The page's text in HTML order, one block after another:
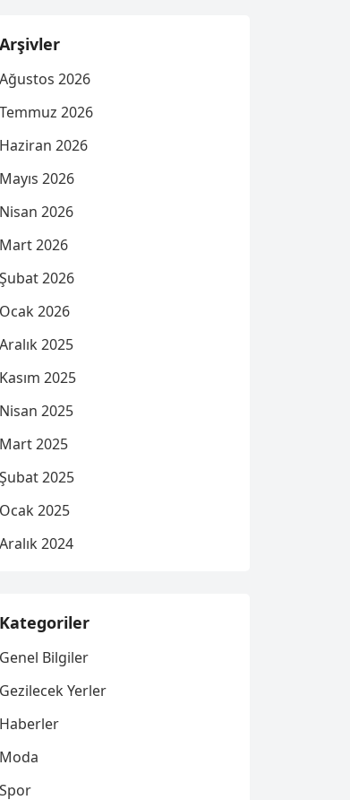
Arşivler
Ağustos 2026
Temmuz 2026
Haziran 2026
Mayıs 2026
Nisan 2026
Mart 2026
Şubat 2026
Ocak 2026
Aralık 2025
Kasım 2025
Nisan 2025
Mart 2025
Şubat 2025
Ocak 2025
Aralık 2024
Kategoriler
Genel Bilgiler
Gezilecek Yerler
Haberler
Moda
Spor